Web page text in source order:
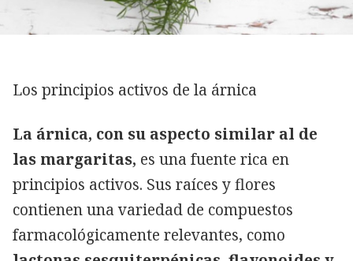
Los principios activos de la árnica
La árnica, con su aspecto similar al de
las margaritas, es una fuente rica en
principios activos. Sus raíces y flores
contienen una variedad de compuestos
farmacológicamente relevantes, como